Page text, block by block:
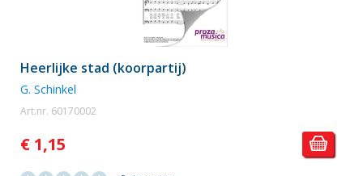
Heerlijke stad (koorpartij)
G. Schinkel
Art.nr. 60170002
€ 1,15